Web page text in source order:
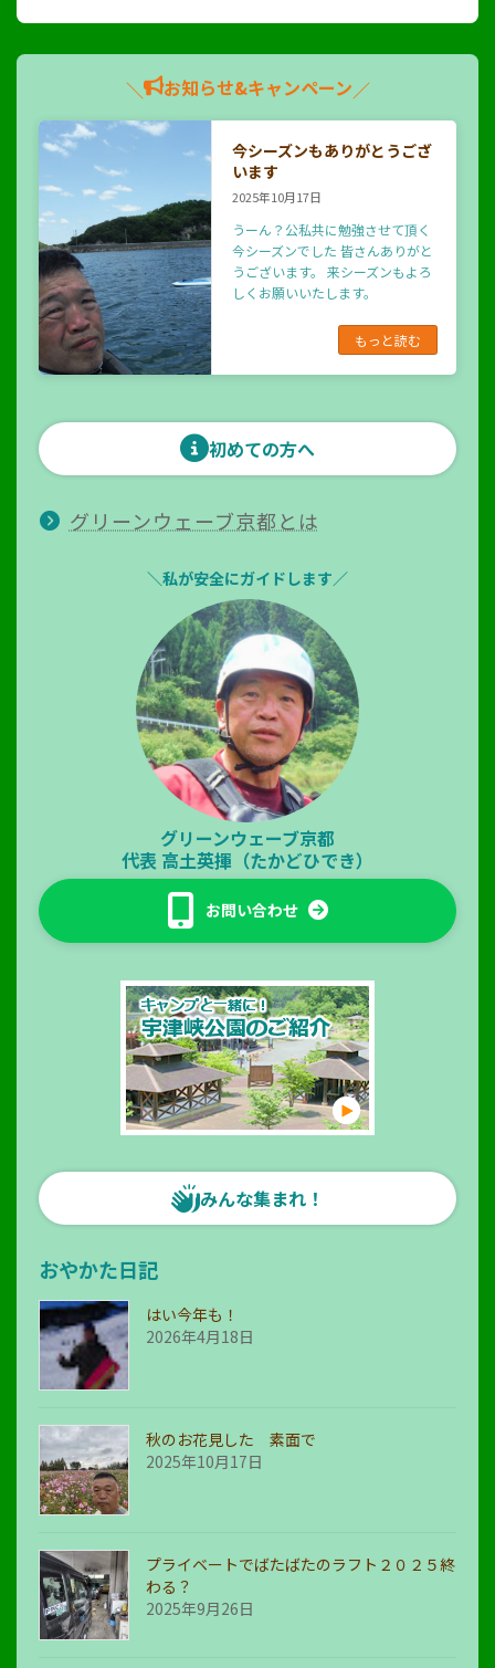
＼ お知らせ&キャンペーン／
今シーズンもありがとうござ
います
2025年10月17日
うーん？公私共に勉強させて頂く
今シーズンでした 皆さんありがと
うございます。 来シーズンもよろ
しくお願いいたします。
もっと読む
初めての方へ
グリーンウェーブ京都とは
＼私が安全にガイドします／
グリーンウェーブ京都
代表 高土英揮（たかどひでき）
お問い合わせ
みんな集まれ！
おやかた日記
はい今年も！
2026年4月18日
秋のお花見した 素面で
2025年10月17日
プライベートでばたばたのラフト２０２５終
わる？
2025年9月26日